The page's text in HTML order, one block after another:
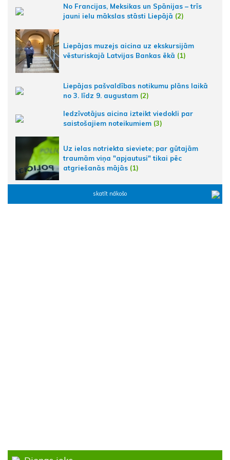
No Francijas, Meksikas un Spānijas – trīs
jauni ielu mākslas stāsti Liepājā (2)
Liepājas muzejs aicina uz ekskursijām
vēsturiskajā Latvijas Bankas ēkā (1)
Liepājas pašvaldības notikumu plāns laikā
no 3. līdz 9. augustam (2)
Iedzīvotājus aicina izteikt viedokli par
saistošajiem noteikumiem (3)
Uz ielas notriekta sieviete; par gūtajām
traumām viņa "apjautusi" tikai pēc
atgriešanās mājās (1)
skatīt nākošo